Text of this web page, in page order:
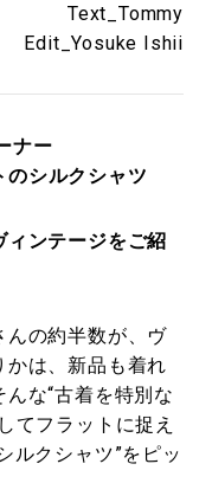
Text_Tommy
Edit_Yosuke Ishii
ナー
シルクシャツ
ィンテージをご紹
んの約半数が、ヴ
かは、新品も着れ
な“古着を特別な
てフラットに捉え
ルクシャツ”をピッ